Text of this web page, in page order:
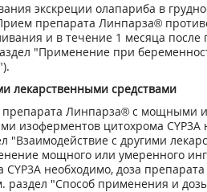
экскреции олапариба в
препарата Линпарза®
и в течение 1 месяца после
"Применение при
лекарственными средствами
Линпарза® с мощными
изоферментов цитохрома CYP3A
"Взаимодействие с другими
мощного или умеренного
необходимо, доза
раздел "Способ применения и